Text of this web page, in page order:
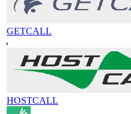
GETCALL
HOSTCALL